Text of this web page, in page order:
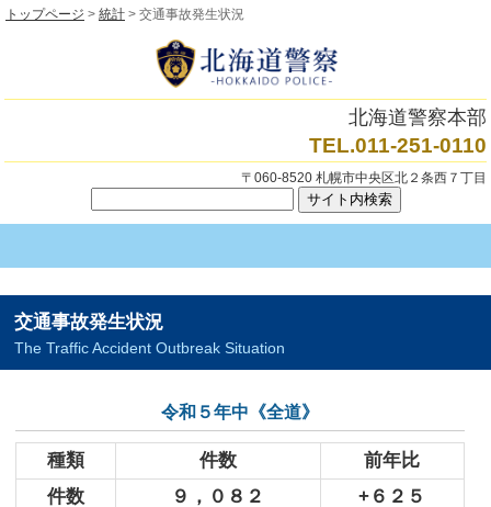
トップページ > 統計 > 交通事故発生状況
北海道警察本部
TEL.011-251-0110
〒060-8520 札幌市中央区北２条西７丁目
交通事故発生状況
The Traffic Accident Outbreak Situation
令和５年中《全道》
種類 件数
前年比
件数
９，０８２
+６２５